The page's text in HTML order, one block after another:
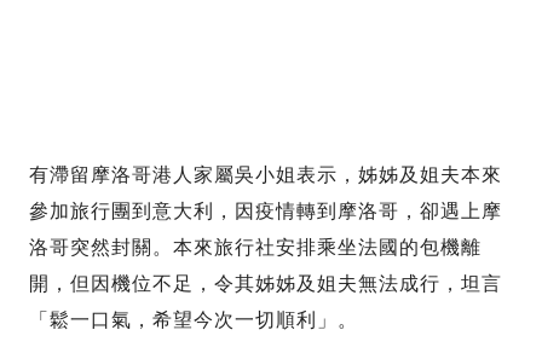
有滯留摩洛哥港人家屬吳小姐表示，姊姊及姐夫本來
參加旅行團到意大利，因疫情轉到摩洛哥，卻遇上摩
洛哥突然封關。本來旅行社安排乘坐法國的包機離
開，但因機位不足，令其姊姊及姐夫無法成行，坦言
「鬆一口氣，希望今次一切順利」。